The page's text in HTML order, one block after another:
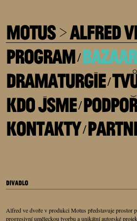
/
/
/
/
Alfred ve dvoře v produkci Motus představuje prostor
progresivní uměleckou tvorbu a unikátní autorské